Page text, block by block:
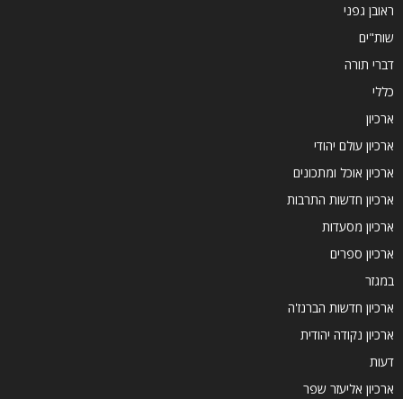
ראובן גפני
שות"ים
דברי תורה
כללי
ארכיון
ארכיון עולם יהודי
ארכיון אוכל ומתכונים
ארכיון חדשות התרבות
ארכיון מסעדות
ארכיון ספרים
במגזר
ארכיון חדשות הברנז'ה
ארכיון נקודה יהודית
דעות
ארכיון אליעזר שפר